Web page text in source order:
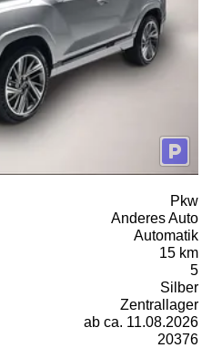
Pkw
Anderes Auto
Automatik
15 km
5
Silber
Zentrallager
ab ca. 11.08.2026
20376